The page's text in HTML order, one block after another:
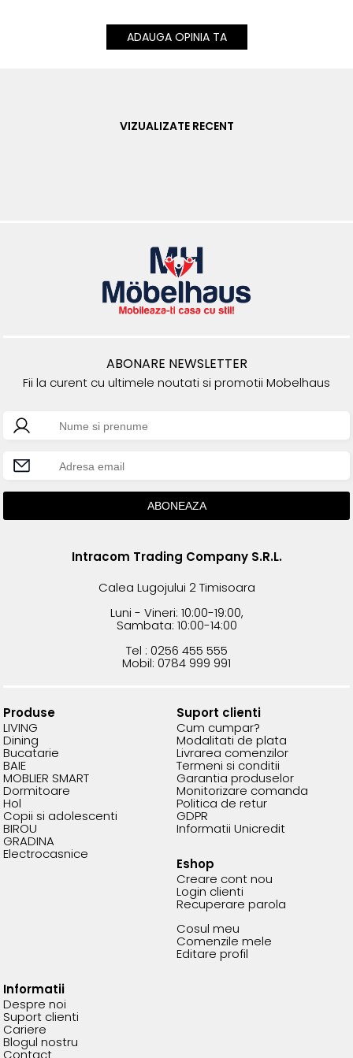
ADAUGA OPINIA TA
VIZUALIZATE RECENT
ABONARE NEWSLETTER
Fii la curent cu ultimele noutati si promotii Mobelhaus
Intracom Trading Company S.R.L.
Calea Lugojului 2 Timisoara
Luni - Vineri: 10:00-19:00,
Sambata: 10:00-14:00
Tel : 0256 455 555
Mobil: 0784 999 991
Produse
LIVING
Dining
Bucatarie
BAIE
MOBLIER SMART
Dormitoare
Hol
Copii si adolescenti
BIROU
GRADINA
Electrocasnice
Suport clienti
Cum cumpar?
Modalitati de plata
Livrarea comenzilor
Termeni si conditii
Garantia produselor
Monitorizare comanda
Politica de retur
GDPR
Informatii Unicredit
Eshop
Creare cont nou
Login clienti
Recuperare parola
Cosul meu
Comenzile mele
Editare profil
Informatii
Despre noi
Suport clienti
Cariere
Blogul nostru
Contact